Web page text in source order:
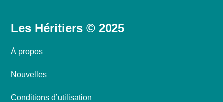
Les Héritiers © 2025
À propos
Nouvelles
Conditions d’utilisation